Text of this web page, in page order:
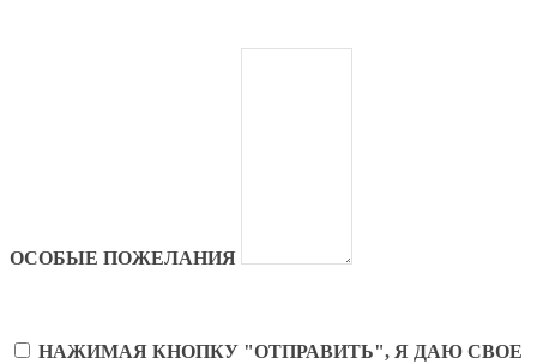
ОСОБЫЕ ПОЖЕЛАНИЯ
НАЖИМАЯ КНОПКУ "ОТПРАВИТЬ", Я ДАЮ СВОЕ